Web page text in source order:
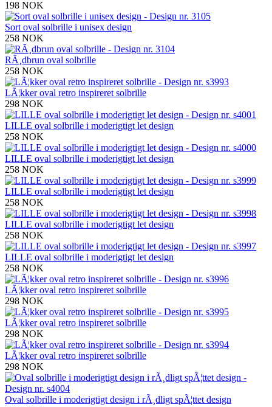
198 NOK
Sort oval solbrille i unisex design
258 NOK
RÃ¸dbrun oval solbrille
258 NOK
LÃ¦kker oval retro inspireret solbrille
298 NOK
LILLE oval solbrille i moderigtigt let design
258 NOK
LILLE oval solbrille i moderigtigt let design
258 NOK
LILLE oval solbrille i moderigtigt let design
258 NOK
LILLE oval solbrille i moderigtigt let design
258 NOK
LILLE oval solbrille i moderigtigt let design
258 NOK
LÃ¦kker oval retro inspireret solbrille
298 NOK
LÃ¦kker oval retro inspireret solbrille
298 NOK
LÃ¦kker oval retro inspireret solbrille
298 NOK
Oval solbrille i moderigtigt design i rÃ¸dligt spÃ¦ttet design